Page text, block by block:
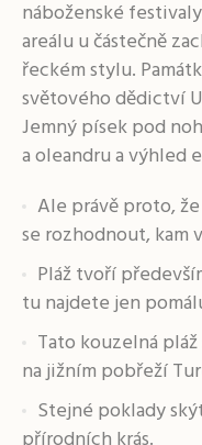
náboženské
areálu u částečně
řeckém stylu.
světového dědictví
Jemný písek pod
a oleandru a výhled
Ale právě proto,
se rozhodnout, kam
Pláž tvoří
tu najdete jen
Tato kouzelná
na jižním pobřeží
Stejné poklady